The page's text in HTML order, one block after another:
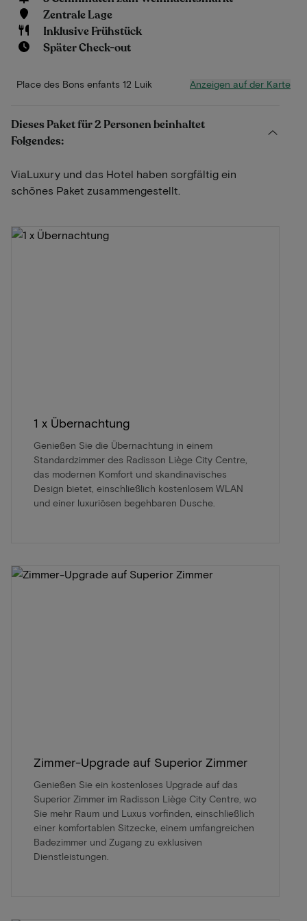
Zentrale Lage
Inklusive Frühstück
Später Check-out
Place des Bons enfants 12 Luik Anzeigen auf der Karte
Dieses Paket für 2 Personen beinhaltet
Folgendes:
ViaLuxury und das Hotel haben sorgfältig ein
schönes Paket zusammengestellt.
1 x Übernachtung
Genießen Sie die Übernachtung in einem
Standardzimmer des Radisson Liège City Centre,
das modernen Komfort und skandinavisches
Design bietet, einschließlich kostenlosem WLAN
und einer luxuriösen begehbaren Dusche.
Zimmer-Upgrade auf Superior Zimmer
Genießen Sie ein kostenloses Upgrade auf das
Superior Zimmer im Radisson Liège City Centre, wo
Sie mehr Raum und Luxus vorfinden, einschließlich
einer komfortablen Sitzecke, einem umfangreichen
Badezimmer und Zugang zu exklusiven
Dienstleistungen.